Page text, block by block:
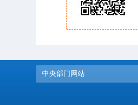
中央部门网站